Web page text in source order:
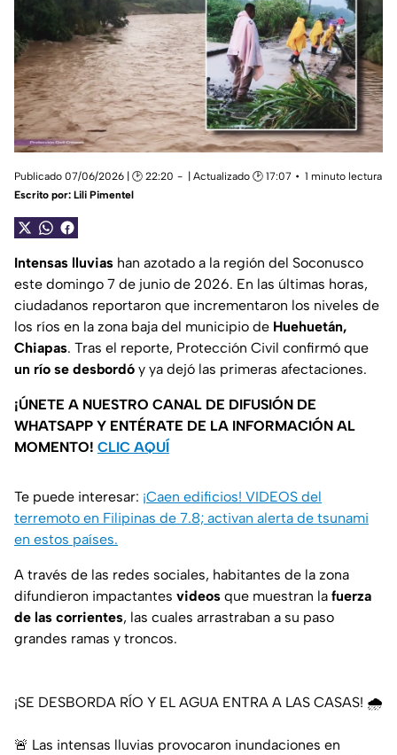
Publicado 07/06/2026 | 🕑 22:20 | Actualizado 🕑 17:07
1 minuto lectura
Escrito por: Lili Pimentel
Intensas lluvias han azotado a la región del Soconusco
este domingo 7 de junio de 2026. En las últimas horas,
ciudadanos reportaron que incrementaron los niveles de
los ríos en la zona baja del municipio de Huehuetán,
Chiapas. Tras el reporte, Protección Civil confirmó que
un río se desbordó y ya dejó las primeras afectaciones.
¡ÚNETE A NUESTRO CANAL DE DIFUSIÓN DE
WHATSAPP Y ENTÉRATE DE LA INFORMACIÓN AL
MOMENTO! CLIC AQUÍ
Te puede interesar: ¡Caen edificios! VIDEOS del
terremoto en Filipinas de 7.8; activan alerta de tsunami
en estos países.
A través de las redes sociales, habitantes de la zona
difundieron impactantes videos que muestran la fuerza
de las corrientes, las cuales arrastraban a su paso
grandes ramas y troncos.
¡SE DESBORDA RÍO Y EL AGUA ENTRA A LAS CASAS! 🌧️
🚨 Las intensas lluvias provocaron inundaciones en